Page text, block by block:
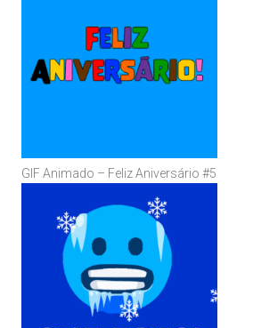
GIF Animado – Feliz Aniversário #5